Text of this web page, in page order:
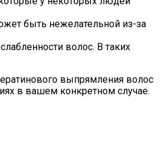
быть нежелательной из-за
волос. В таких
выпрямления волос
в вашем конкретном случае.